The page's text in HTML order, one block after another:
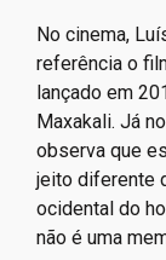
compreende
vítimasda
No cinema,
referência o
lançado em
Maxakali. Já
observa que